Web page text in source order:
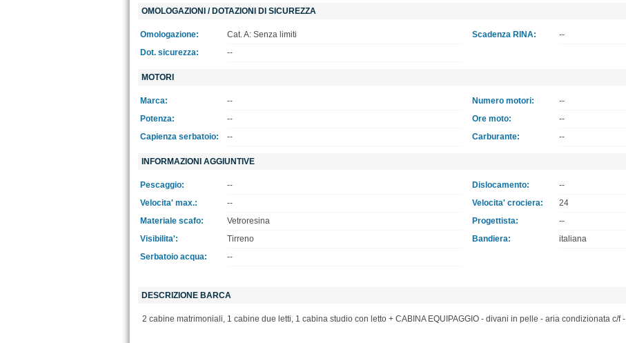
OMOLOGAZIONI / DOTAZIONI DI SICUREZZA
Omologazione: Cat. A: Senza limiti Scadenza RINA:
--
Dot. sicurezza:
--
MOTORI
Marca: -- Numero motori:
--
Potenza:
-- Ore moto:
--
Capienza serbatoio:
-- Carburante: --
INFORMAZIONI AGGIUNTIVE
Pescaggio: -- Dislocamento:
--
Velocita' max.:
-- Velocita' crociera:
24
Materiale scafo:
Vetroresina Progettista:
--
Visibilita':
Tirreno Bandiera:
italiana
Serbatoio acqua:
--
DESCRIZIONE BARCA
2 cabine matrimoniali, 1 cabine due letti, 1 cabina studio con letto + CABINA EQUIPAGGIO - divani in pelle - aria condizionata c/f -